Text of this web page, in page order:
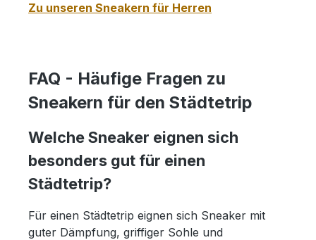
Zu unseren Sneakern für Herren
FAQ - Häufige Fragen zu
Sneakern für den Städtetrip
Welche Sneaker eignen sich
besonders gut für einen
Städtetrip?
Für einen Städtetrip eignen sich Sneaker mit
guter Dämpfung, griffiger Sohle und